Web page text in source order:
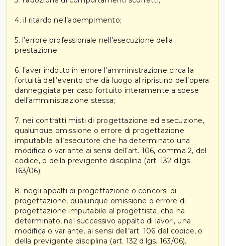
4. il ritardo nell’adempimento;
5. l’errore professionale nell’esecuzione della
prestazione;
6. l’aver indotto in errore l’amministrazione circa la
fortuità dell’evento che dà luogo al ripristino dell’opera
danneggiata per caso fortuito interamente a spese
dell’amministrazione stessa;
7. nei contratti misti di progettazione ed esecuzione,
qualunque omissione o errore di progettazione
imputabile all’esecutore che ha determinato una
modifica o variante ai sensi dell’art. 106, comma 2, del
codice, o della previgente disciplina (art. 132 d.lgs.
163/06);
8. negli appalti di progettazione o concorsi di
progettazione, qualunque omissione o errore di
progettazione imputabile al progettista, che ha
determinato, nel successivo appalto di lavori, una
modifica o variante, ai sensi dell’art. 106 del codice, o
della previgente disciplina (art. 132 d.lgs. 163/06).